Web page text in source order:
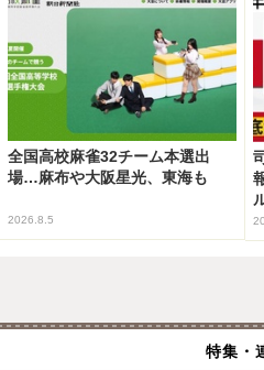
全国高校麻雀32チーム本選出
場…麻布や大阪星光、東海も
2026.8.5
特集・